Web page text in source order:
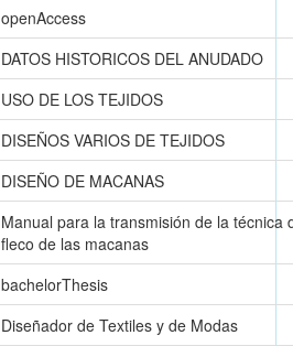
openAccess
DATOS HISTORICOS DEL ANUDADO
USO DE LOS TEJIDOS
DISEÑOS VARIOS DE TEJIDOS
DISEÑO DE MACANAS
Manual para la transmisión de la técnica
fleco de las macanas
bachelorThesis
Diseñador de Textiles y de Modas